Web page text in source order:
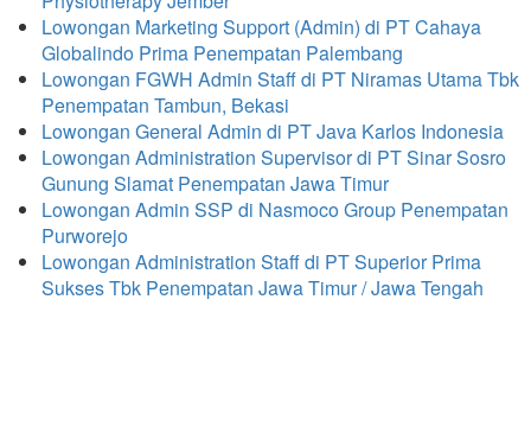
Lowongan Marketing Support (Admin) di PT Cahaya
Globalindo Prima Penempatan Palembang
Lowongan FGWH Admin Staff di PT Niramas Utama Tbk
Penempatan Tambun, Bekasi
Lowongan General Admin di PT Java Karlos Indonesia
Lowongan Administration Supervisor di PT Sinar Sosro
Gunung Slamat Penempatan Jawa Timur
Lowongan Admin SSP di Nasmoco Group Penempatan
Purworejo
Lowongan Administration Staff di PT Superior Prima
Sukses Tbk Penempatan Jawa Timur / Jawa Tengah